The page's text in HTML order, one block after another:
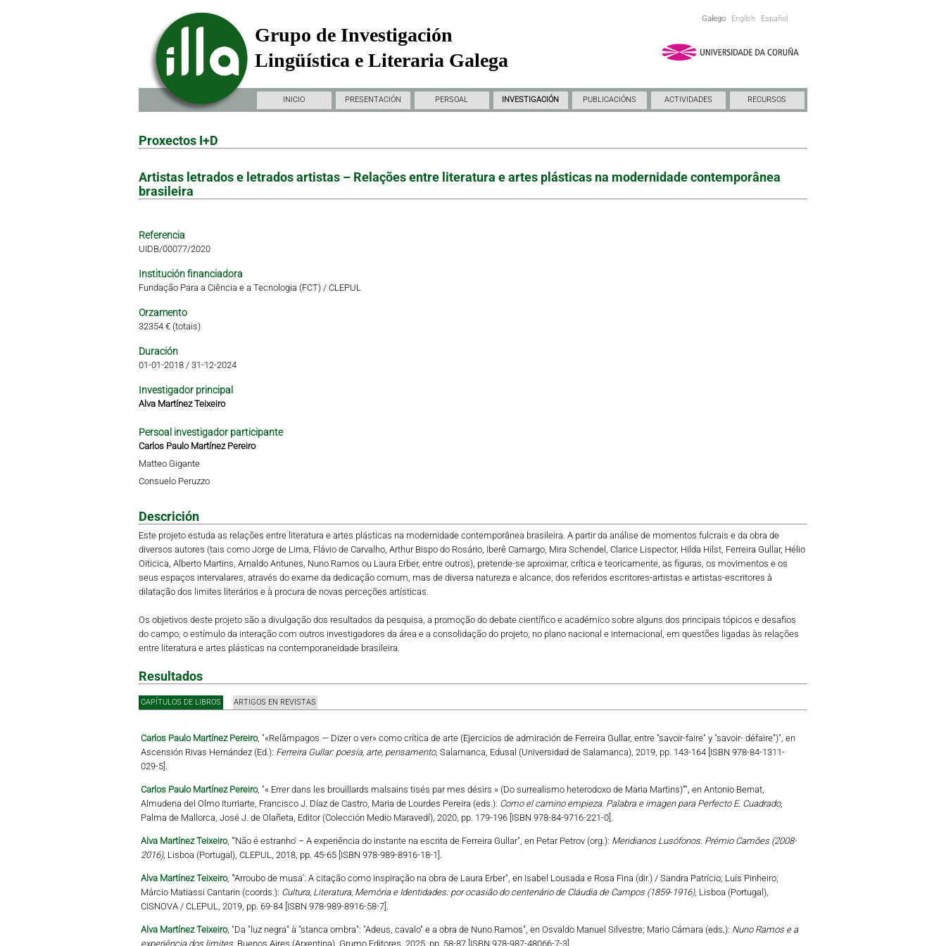
Galego English Español
Grupo de Investigación
Lingüística e Literaria Galega
INICIO PRESENTACIÓN PERSOAL INVESTIGACIÓN PUBLICACIÓNS ACTIVIDADES RECURSOS
Proxectos I+D
Artistas letrados e letrados artistas – Relações entre literatura e artes plásticas na modernidade contemporânea
brasileira
Referencia
UIDB/00077/2020
Institución financiadora
Fundação Para a Ciência e a Tecnologia (FCT) / CLEPUL
Orzamento
32354 € (totais)
Duración
01-01-2018 /31-12-2024
Investigador principal
Alva Martínez Teixeiro
Persoal investigador participante
Carlos Paulo Martínez Pereiro
Matteo Gigante
Consuelo Peruzzo
Descrición
Este projeto estuda as relações entre literatura e artes plásticas na modernidade contemporânea brasileira. A partir da análise de momentos fulcrais e da obra de
diversos autores (tais como Jorge de Lima, Flávio de Carvalho, Arthur Bispo do Rosário, Iberê Camargo, Mira Schendel, Clarice Lispector, Hilda Hilst, Ferreira Gullar, Hélio
Oiticica, Alberto Martins, Arnaldo Antunes, Nuno Ramos ou Laura Erber, entre outros), pretende-se aproximar, crítica e teoricamente, as figuras, os movimentos e os
seus espaços intervalares, através do exame da dedicação comum, mas de diversa natureza e alcance, dos referidos escritores-artistas e artistas-escritores à
dilatação dos limites literários e à procura de novas perceções artísticas.
Os objetivos deste projeto são a divulgação dos resultados da pesquisa, a promoção do debate científico e académico sobre alguns dos principais tópicos e desafios
do campo, o estímulo da interação com outros investigadores da área e a consolidação do projeto, no plano nacional e internacional, em questões ligadas às relações
entre literatura e artes plásticas na contemporaneidade brasileira.
Resultados
CAPÍTULOS DE LIBROS ARTIGOS EN REVISTAS
Carlos Paulo Martínez Pereiro, "«Relâmpagos — Dizer o ver» como crítica de arte (Ejercicios de admiración de Ferreira Gullar, entre "savoir-faire" y "savoir- défaire")", en
Ascensión Rivas Hernández (Ed.): Ferreira Gullar: poesía, arte, pensamento, Salamanca, Edusal (Universidad de Salamanca), 2019, pp. 143-164 [ISBN 978-84-1311-
029-5].
Carlos Paulo Martínez Pereiro, "« Errer dans les brouillards malsains tisés par mes désirs » (Do surrealismo heterodoxo de Maria Martins)”", en Antonio Bernat,
Almudena del Olmo Iturriarte, Francisco J. Díaz de Castro, Maria de Lourdes Pereira (eds.): Como el camino empieza. Palabra e imagen para Perfecto E. Cuadrado,
Palma de Mallorca, José J. de Olañeta, Editor (Colección Medio Maravedí), 2020, pp. 179-196 [ISBN 978-84-9716-221-0].
Alva Martínez Teixeiro, "'Não é estranho' – A experiência do instante na escrita de Ferreira Gullar", en Petar Petrov (org.): Meridianos Lusófonos. Prémio Camões (2008-
2016), Lisboa (Portugal), CLEPUL, 2018, pp. 45-65 [ISBN 978-989-8916-18-1].
Alva Martínez Teixeiro, "'Arroubo de musa': A citação como inspiração na obra de Laura Erber", en Isabel Lousada e Rosa Fina (dir.) / Sandra Patrício; Luís Pinheiro;
Márcio Matiassi Cantarin (coords.): Cultura, Literatura, Memória e Identidades: por ocasião do centenário de Cláudia de Campos (1859-1916), Lisboa (Portugal),
CISNOVA / CLEPUL, 2019, pp. 69-84 [ISBN 978-989-8916-58-7].
Alva Martínez Teixeiro, "Da "luz negra" à "stanca ombra": "Adeus, cavalo" e a obra de Nuno Ramos", en Osvaldo Manuel Silvestre; Mario Cámara (eds.): Nuno Ramos e a
experiência dos limites, Buenos Aires (Arxentina), Grumo Editores, 2025, pp. 58-87 [ISBN 978-987-48066-7-3].